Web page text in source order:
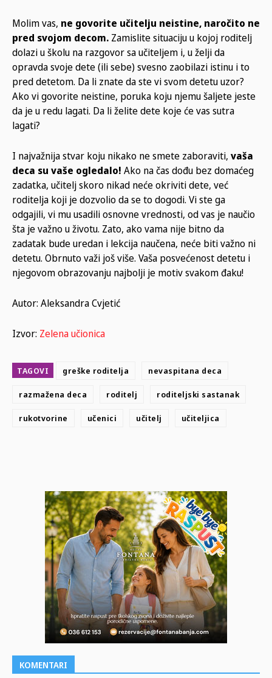
Molim vas, ne govorite učitelju neistine, naročito ne
pred svojom decom. Zamislite situaciju u kojoj roditelj
dolazi u školu na razgovor sa učiteljem i, u želji da
opravda svoje dete (ili sebe) svesno zaobilazi istinu i to
pred detetom. Da li znate da ste vi svom detetu uzor?
Ako vi govorite neistine, poruka koju njemu šaljete jeste
da je u redu lagati. Da li želite dete koje će vas sutra
lagati?
I najvažnija stvar koju nikako ne smete zaboraviti, vaša
deca su vaše ogledalo! Ako na čas dođu bez domaćeg
zadatka, učitelj skoro nikad neće okriviti dete, već
roditelja koji je dozvolio da se to dogodi. Vi ste ga
odgajili, vi mu usadili osnovne vrednosti, od vas je naučio
šta je važno u životu. Zato, ako vama nije bitno da
zadatak bude uredan i lekcija naučena, neće biti važno ni
detetu. Obrnuto važi još više. Vaša posvećenost detetu i
njegovom obrazovanju najbolji je motiv svakom đaku!
Autor: Aleksandra Cvjetić
Izvor: Zelena učionica
TAGOVI greške roditelja nevaspitana deca
razmažena deca roditelj roditeljski sastanak
rukotvorine učenici učitelj učiteljica
KOMENTARI